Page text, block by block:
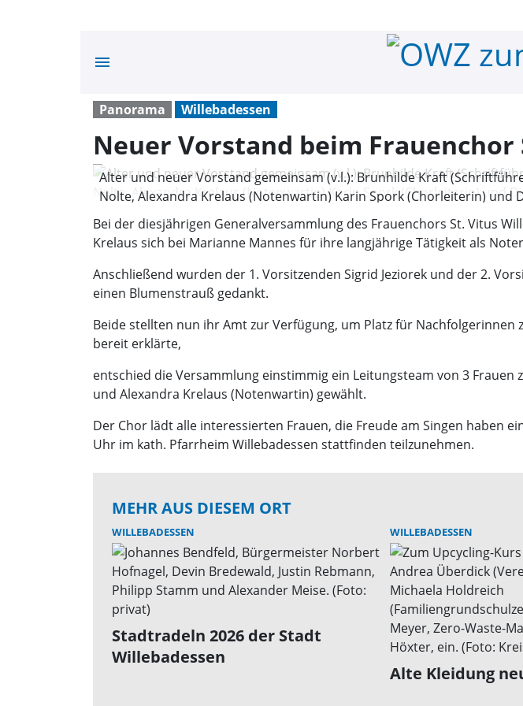
menu
Panorama Willebadessen
Neuer Vorstand beim Frauenchor
Alter und neuer Vorstand gemeinsam (v.l.): Brunhilde Kraft
Nolte, Alexandra Krelaus (Notenwartin) Karin Spork (Chorleiterin) und
Bei der diesjährigen Generalversammlung des Frauenchors St. Vitus
Krelaus sich bei Marianne Mannes für ihre langjährige Tätigkeit als
Anschließend wurden der 1. Vorsitzenden Sigrid Jeziorek und der 2.
einen Blumenstrauß gedankt.
Beide stellten nun ihr Amt zur Verfügung, um Platz für
bereit erklärte,
entschied die Versammlung einstimmig ein Leitungsteam von 3
und Alexandra Krelaus (Notenwartin) gewählt.
Der Chor lädt alle interessierten Frauen, die Freude am Singen haben
Uhr im kath. Pfarrheim Willebadessen stattfinden teilzunehmen.
MEHR AUS DIESEM ORT
WILLEBADESSEN
Stadtradeln 2026 der Stadt
Willebadessen
WILLEBADESSEN
Alte Kleidung